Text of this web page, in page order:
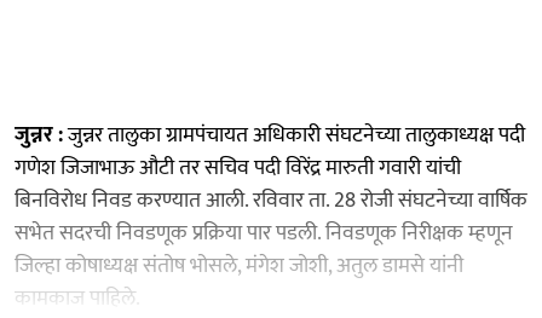
जुन्नर :जुन्नर तालुका ग्रामपंचायत अधिकारी संघटनेच्या तालुकाध्यक्ष पदी
गणेश जिजाभाऊ औटी तर सचिव पदी विरेंद्र मारुती गवारी यांची
बिनविरोध निवड करण्यात आली. रविवार ता. 28 रोजी संघटनेच्या वार्षिक
सभेत सदरची निवडणूक प्रक्रिया पार पडली. निवडणूक निरीक्षक म्हणून
जिल्हा कोषाध्यक्ष संतोष भोसले, मंगेश जोशी, अतुल डामसे यांनी
कामकाज पाहिले.